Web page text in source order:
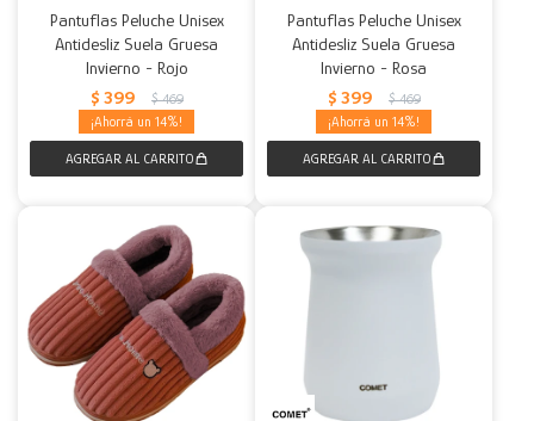
Pantuflas Peluche Unisex
Antidesliz Suela Gruesa
Invierno - Rojo
$ 399 $ 469
14
Pantuflas Peluche Unisex
Antidesliz Suela Gruesa
Invierno - Rosa
$ 399 $ 469
14